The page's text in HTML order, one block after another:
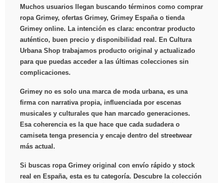
Muchos usuarios llegan buscando términos como comprar
ropa Grimey, ofertas Grimey, Grimey España o tienda
Grimey online. La intención es clara: encontrar producto
auténtico, buen precio y disponibilidad real. En Cultura
Urbana Shop trabajamos producto original y actualizado
para que puedas acceder a las últimas colecciones sin
complicaciones.
Grimey no es solo una marca de moda urbana, es una
firma con narrativa propia, influenciada por escenas
musicales y culturales que han marcado generaciones.
Esa coherencia es la que hace que cada sudadera o
camiseta tenga presencia y encaje dentro del streetwear
más actual.
Si buscas ropa Grimey original con envío rápido y stock
real en España, esta es tu categoría. Descubre la colección